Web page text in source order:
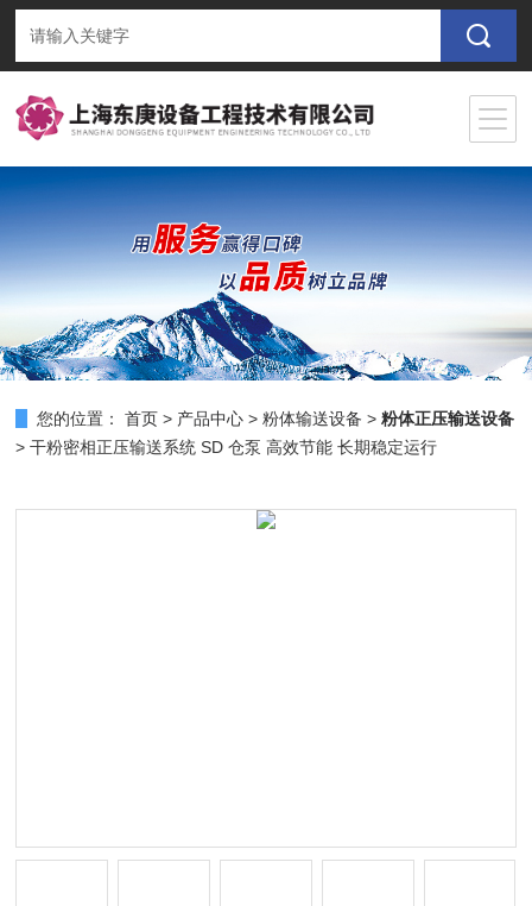
您的位置： 首页 > 产品中心 >粉体输送设备 >粉体正压输送设备
> 干粉密相正压输送系统 SD 仓泵 高效节能 长期稳定运行